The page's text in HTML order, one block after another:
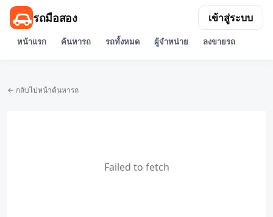
รถมือสอง
หน้าแรก ค้นหารถ รถทั้งหมด ผู้จำหน่าย ลงขายรถ
เข้าสู่ระบบ
← กลับไปหน้าค้นหารถ
Failed to fetch